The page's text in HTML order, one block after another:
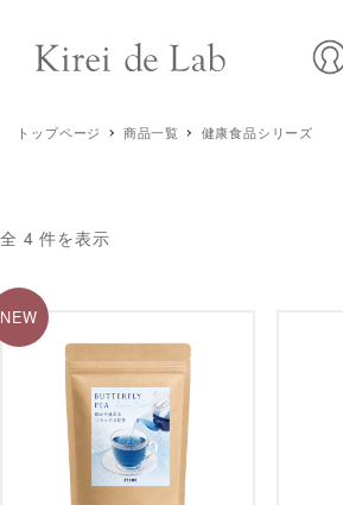
トップページ 商品一覧 健康食品シリーズ
全 4 件を表示
NEW